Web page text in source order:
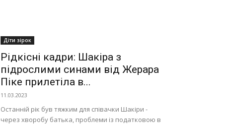
Діти зірок
Рідкісні кадри: Шакіра з
підрослими синами від Жерара
Піке прилетіла в...
11.03.2023
Останній рік був тяжким для співачки Шакіри -
через хворобу батька, проблеми із податковою в